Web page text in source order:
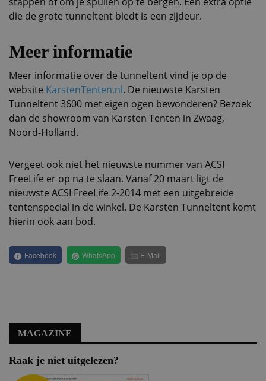
die de grote tunneltent biedt is een zijdeur.
Meer informatie
Meer informatie over de tunneltent vind je op de
website KarstenTenten.nl. De nieuwste Karsten
Tunneltent 3600 met eigen ogen bewonderen? Bezoek
dan de showroom van Karsten Tenten in Zwaag,
Noord-Holland.
Vergeet ook niet het nieuwste nummer van ACSI
FreeLife er op na te slaan. Vanaf 20 maart ligt de
nieuwste ACSI FreeLife 2-2014 met een uitgebreide
tentenspecial in de winkel. De Karsten Tunneltent komt
hierin ook aan bod.
Facebook WhatsApp E-Mail
MAGAZINE
Raak je niet uitgelezen?